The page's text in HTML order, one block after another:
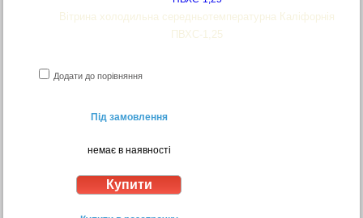
Вітрина холодильна середньотемпературна Каліфорнія
ПВХС-1,25
Додати до порівняння
Під замовлення
немає в наявності